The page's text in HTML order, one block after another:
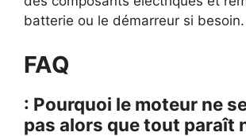
batterie ou le démarreur si besoin.
FAQ
: Pourquoi le moteur ne
pas alors que tout paraît